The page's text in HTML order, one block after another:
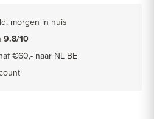
morgen in huis
9.8/10
€60,- naar NL BE